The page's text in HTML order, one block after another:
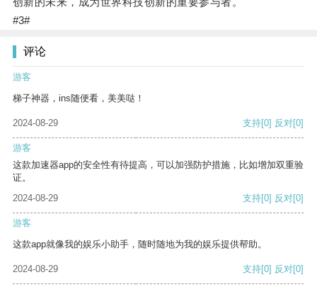
#3#
评论
游客
梯子神器，ins随便看，美美哒！
2024-08-29 支持[0] 反对[0]
游客
这款加速器app的安全性有待提高，可以加强防护措施，比如增加双重验
证。
2024-08-29
支持[0] 反对[0]
游客
这款app就像我的娱乐小助手，随时随地为我的娱乐提供帮助。
2024-08-29 支持[0] 反对[0]